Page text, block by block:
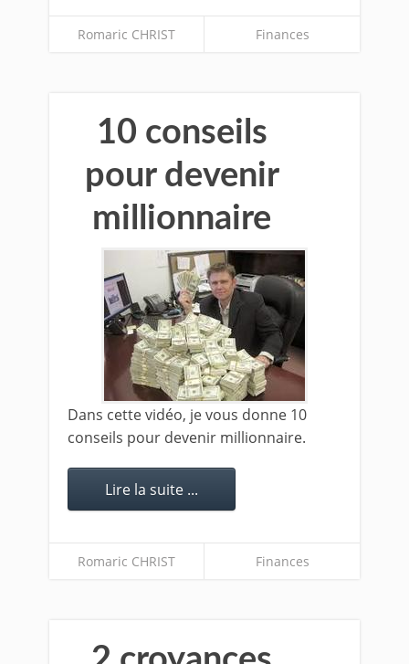
Romaric CHRIST Finances
10 conseils
pour devenir
millionnaire
Dans cette vidéo, je vous donne 10
conseils pour devenir millionnaire.
Lire la suite ...
Romaric CHRIST Finances